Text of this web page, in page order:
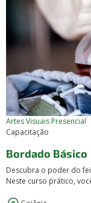
Artes Visuais Presencial
Capacitação
Bordado Básico
Descubra o poder do
Neste curso prático,